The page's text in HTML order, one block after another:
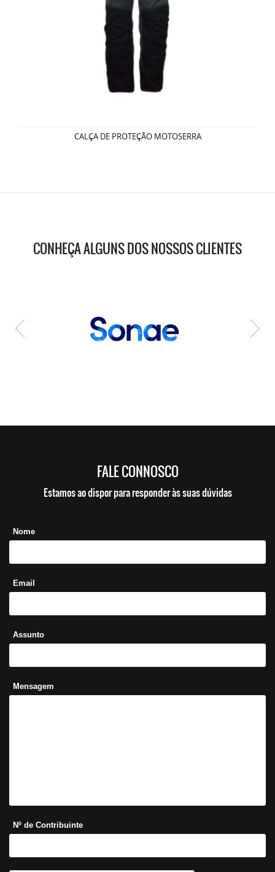
CALÇA DE PROTEÇÃO MOTOSERRA
CONHEÇA ALGUNS DOS NOSSOS CLIENTES
FALE CONNOSCO
Estamos ao dispor para responder às suas dúvidas
Nome
Email
Assunto
Mensagem
Nº de Contribuinte